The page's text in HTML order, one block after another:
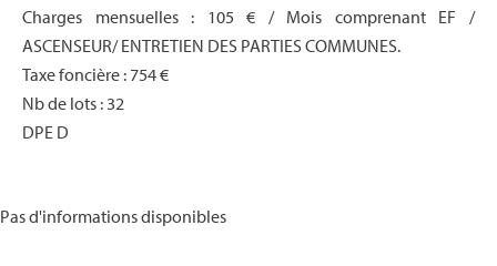
Charges mensuelles : 105 € / Mois comprenant EF /
ASCENSEUR/ ENTRETIEN DES PARTIES COMMUNES.
Taxe foncière : 754 €
Nb de lots : 32
DPE D
Pas d'informations disponibles